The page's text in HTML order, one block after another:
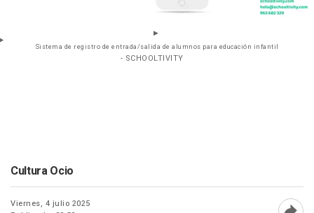
Sistema de registro de entrada/salida de alumnos para educación infantil
- SCHOOLTIVITY
Cultura Ocio
Viernes, 4 julio 2025